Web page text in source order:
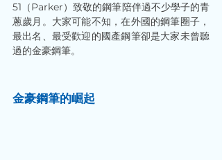
51（Parker）致敬的鋼筆陪伴過不少學子的青
蔥歲月。大家可能不知，在外國的鋼筆圈子，
最出名、最受歡迎的國產鋼筆卻是大家未曾聽
過的金豪鋼筆。
金豪鋼筆的崛起